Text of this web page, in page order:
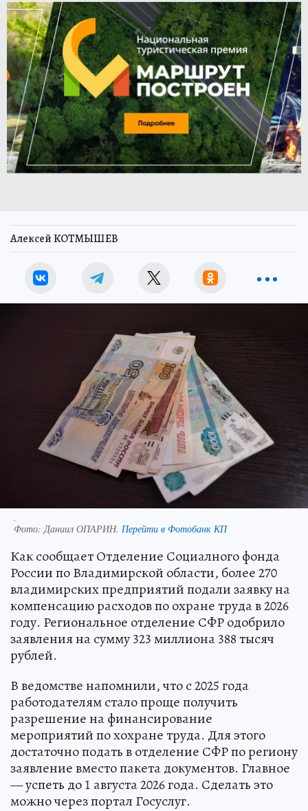
Алексей КОТМЫШЕВ
.
Фото: Даниил ОПАРИН. Перейти в Фотобанк КП
Как сообщает Отделение Социалного фонда
России по Владимирской области, более 270
владимирских предприятий подали заявку на
компенсацию расходов по охране труда в 2026
году. Региональное отделение СФР одобрило
заявления на сумму 323 миллиона 388 тысяч
рублей.
В ведомстве напомнили, что с 2025 года
работодателям стало проще получить
разрешение на финансирование
мероприятий по хохране труда. Для этого
достаточно подать в отделение СФР по региону
заявление вместо пакета документов. Главное
— успеть до 1 августа 2026 года. Сделать это
можно через портал Госуслуг.